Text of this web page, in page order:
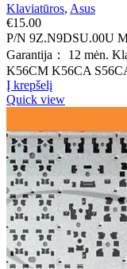
Klaviatūros, Asus
€15.00
P/N 9Z.N9DSU.00U
Garantija： 12 mėn.
K56CM K56CA
Į krepšelį
Quick view